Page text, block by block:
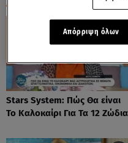
Stars System: Πώς Θα είναι
Το Καλοκαίρι Για Τα 12 Ζώδια
Απόρριψη όλων